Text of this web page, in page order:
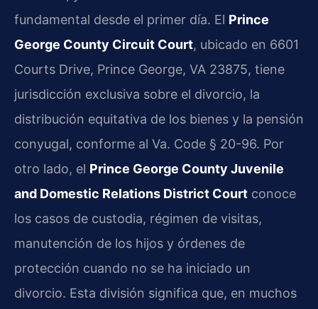
fundamental desde el primer día. El Prince
George County Circuit Court, ubicado en 6601
Courts Drive, Prince George, VA 23875, tiene
jurisdicción exclusiva sobre el divorcio, la
distribución equitativa de los bienes y la pensión
conyugal, conforme al Va. Code § 20-96. Por
otro lado, el Prince George County Juvenile
and Domestic Relations District Court conoce
los casos de custodia, régimen de visitas,
manutención de los hijos y órdenes de
protección cuando no se ha iniciado un
divorcio. Esta división significa que, en muchos